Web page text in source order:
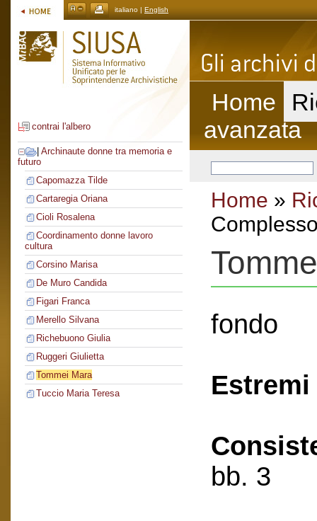
italiano | English
contrai l'albero
Archinaute donne tra memoria e
futuro
Capomazza Tilde
Cartaregia Oriana
Cioli Rosalena
Coordinamento donne lavoro
cultura
Corsino Marisa
De Muro Candida
Figari Franca
Merello Silvana
Richebuono Giulia
Ruggeri Giulietta
Tommei Mara
Tuccio Maria Teresa
Home
avanzata
Home »
fondo
bb. 3